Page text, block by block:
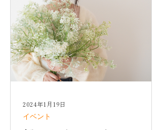
イベント
2024年1月19日